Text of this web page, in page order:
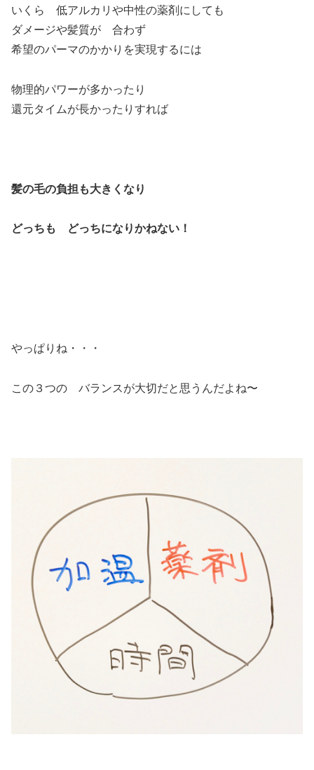
いくら 低アルカリや中性の薬剤にしても
ダメージや髪質が 合わず
希望のパーマのかかりを実現するには
物理的パワーが多かったり
還元タイムが長かったりすれば
髪の毛の負担も大きくなり
どっちも どっちになりかねない！
やっぱりね・・・
この３つの バランスが大切だと思うんだよね〜